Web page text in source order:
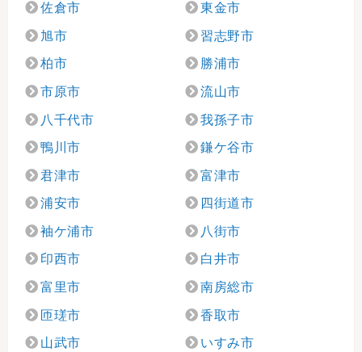
佐倉市 東金市
旭市 習志野市
柏市 勝浦市
市原市 流山市
八千代市 我孫子市
鴨川市 鎌ケ谷市
君津市 富津市
浦安市 四街道市
袖ケ浦市 八街市
印西市 白井市
富里市 南房総市
匝瑳市 香取市
山武市 いすみ市